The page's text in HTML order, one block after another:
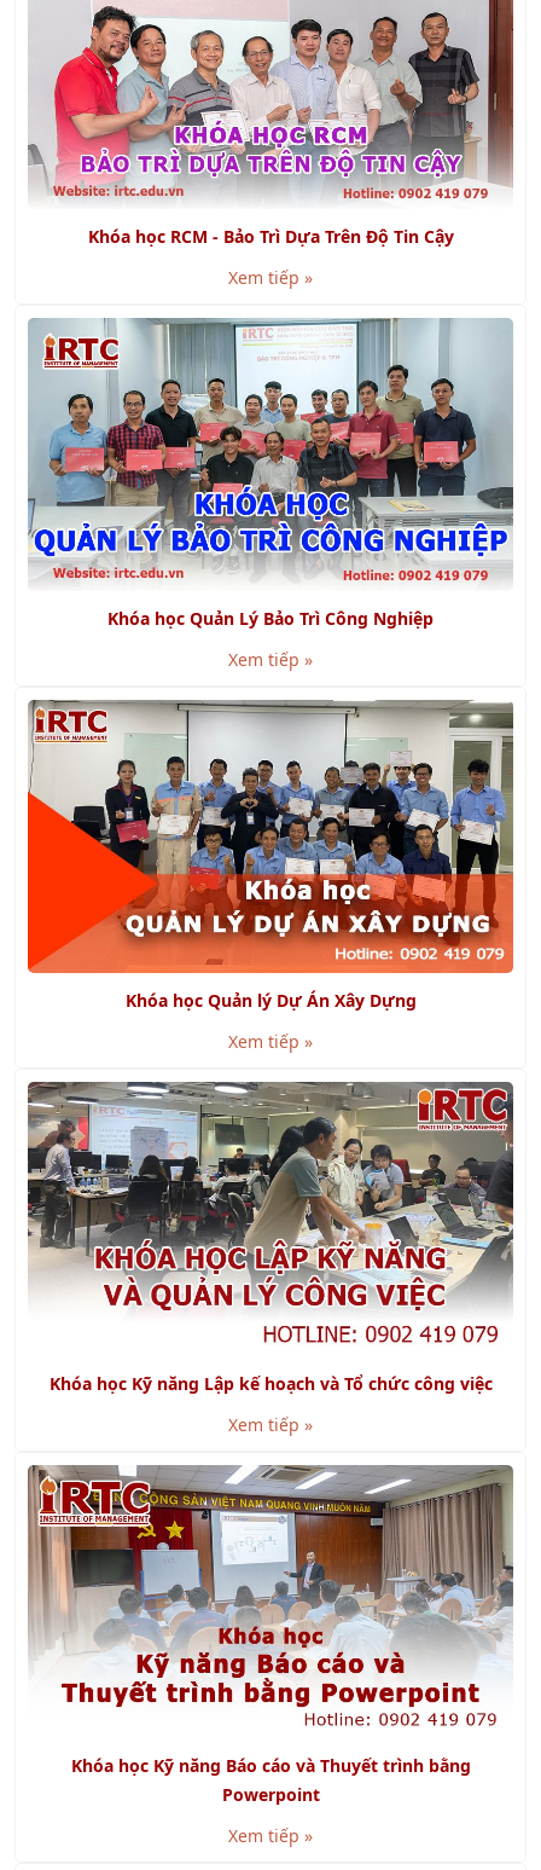
Khóa học RCM - Bảo Trì Dựa Trên Độ Tin Cậy
Xem tiếp »
Khóa học Quản Lý Bảo Trì Công Nghiệp
Xem tiếp »
Khóa học Quản lý Dự Án Xây Dựng
Xem tiếp »
Xem tiếp »
Khóa học Kỹ năng Báo cáo và Thuyết trình bằng
Powerpoint
Xem tiếp »